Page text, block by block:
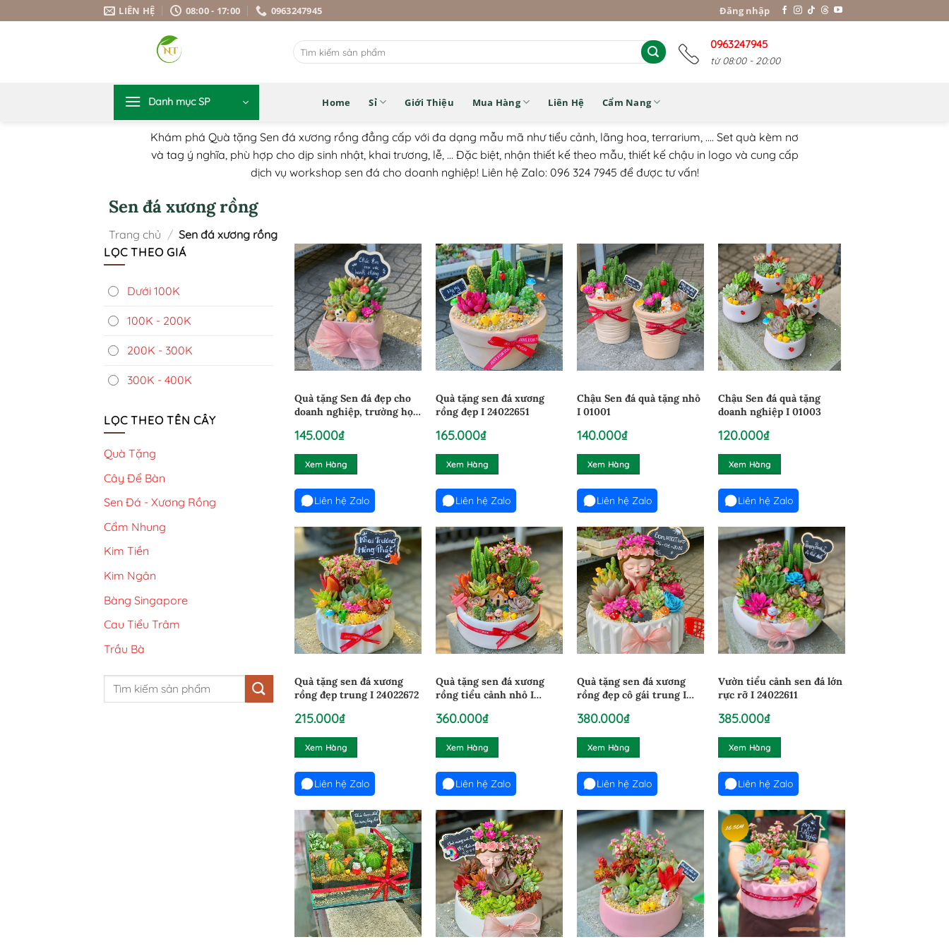
qua
LIÊN HỆ 08:00 - 17:00 0963247945 Đăng nhập
Tìm
kiếm:
0963247945
từ 08:00 - 20:00
Danh mục SP Home Sỉ Giới Thiệu Mua Hàng Liên Hệ Cẩm Nang
Khám phá Quà tặng Sen đá xương rồng đẳng cấp với đa dạng mẫu mã như tiểu cảnh, lãng hoa, terrarium, .... Set quà kèm nơ
và tag ý nghĩa, phù hợp cho dịp sinh nhật, khai trương, lễ, ... Đặc biệt, nhận thiết kế theo mẫu, thiết kế chậu in logo và cung cấp
dịch vụ workshop sen đá cho doanh nghiệp! Liên hệ Zalo: 096 324 7945 để được tư vấn!
Sen đá xương rồng
Trang chủ / Sen đá xương rồng
LỌC THEO GIÁ
Dưới 100K
100K - 200K
200K - 300K
300K - 400K
LỌC THEO TÊN CÂY
Quà Tặng
Cây Để Bàn
Sen Đá - Xương Rồng
Cẩm Nhung
Kim Tiền
Kim Ngân
Bàng Singapore
Cau Tiểu Trâm
Trầu Bà
Tìm
Quà tặng Sen đá đẹp cho
doanh nghiệp, trường học,
145.000₫
Xem Hàng
Liên hệ Zalo
Quà tặng sen đá xương
rồng đẹp I 24022651
165.000₫
Xem Hàng
Liên hệ Zalo
Chậu Sen đá quà tặng nhỏ
I 01001
140.000₫
Xem Hàng
Liên hệ Zalo
Chậu Sen đá quà tặng
doanh nghiệp I 01003
120.000₫
Xem Hàng
Liên hệ Zalo
Quà tặng sen đá xương
rồng đẹp trung I 24022672
215.000₫
Xem Hàng
Liên hệ Zalo
Quà tặng sen đá xương
rồng tiểu cảnh nhỏ I
360.000₫
Xem Hàng
Liên hệ Zalo
Quà tặng sen đá xương
rồng đẹp cô gái trung I
380.000₫
Xem Hàng
Liên hệ Zalo
Vườn tiểu cảnh sen đá lớn
rực rỡ I 24022611
385.000₫
Xem Hàng
Liên hệ Zalo